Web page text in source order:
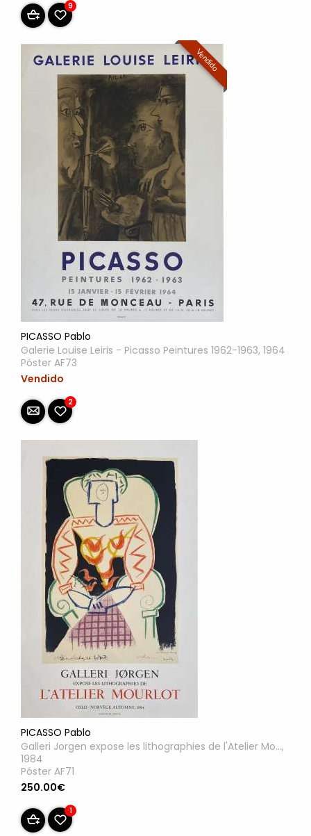
9
Vendido
PICASSO Pablo
Galerie Louise Leiris - Picasso Peintures 1962-1963, 1964
Póster AF73
Vendido
2
PICASSO Pablo
Galleri Jorgen expose les lithographies de l'Atelier Mo...,
1984
Póster AF71
250.00€
1